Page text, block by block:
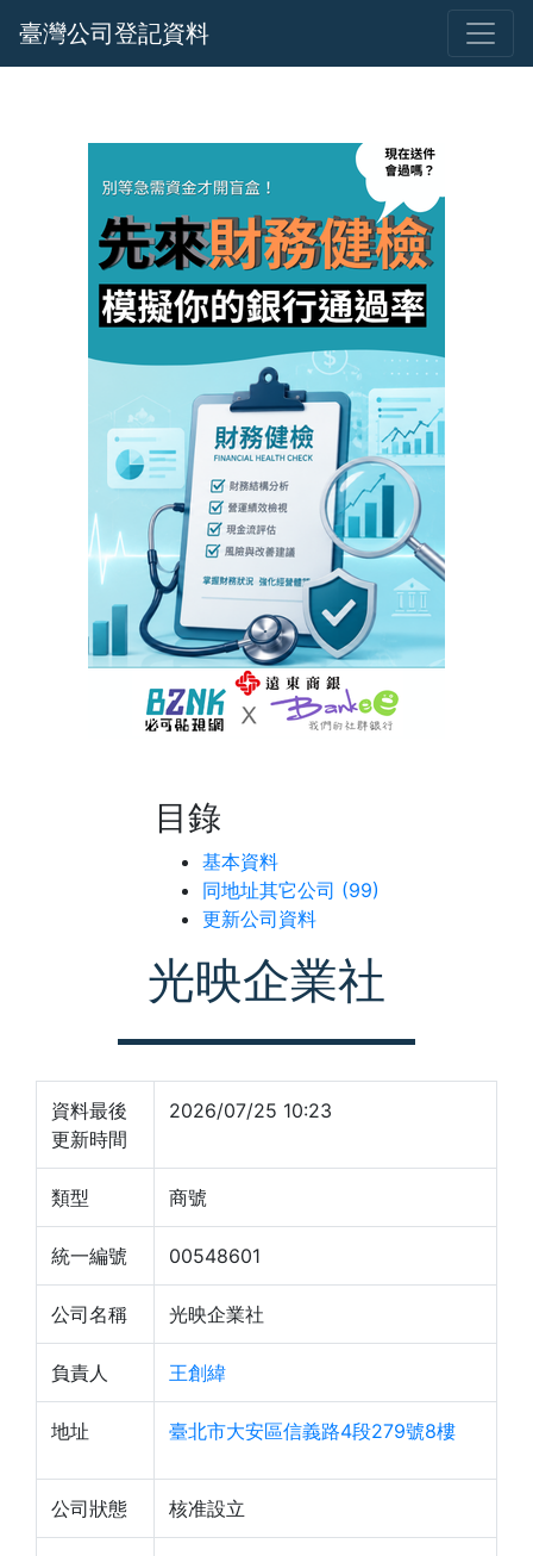
臺灣公司登記資料
目錄
基本資料
同地址其它公司 (99)
更新公司資料
光映企業社
資料最後
更新時間
2026/07/25 10:23
類型 商號
統一編號 00548601
公司名稱 光映企業社
負責人 王創緯
地址 臺北市大安區信義路4段279號8樓
公司狀態 核准設立